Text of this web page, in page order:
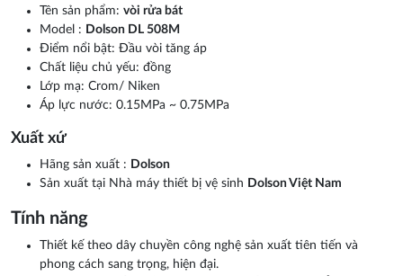
Tên sản phẩm: vòi rửa bát
Model : Dolson DL 508M
Điểm nổi bật: Đầu vòi tăng áp
Chất liệu chủ yếu: đồng
Lớp mạ: Crom/ Niken
Áp lực nước: 0.15MPa ~ 0.75MPa
Xuất xứ
Hãng sản xuất : Dolson
Sản xuất tại Nhà máy thiết bị vệ sinh Dolson Việt Nam
Tính năng
Thiết kế theo dây chuyền công nghệ sản xuất tiên tiến và
phong cách sang trọng, hiện đại.